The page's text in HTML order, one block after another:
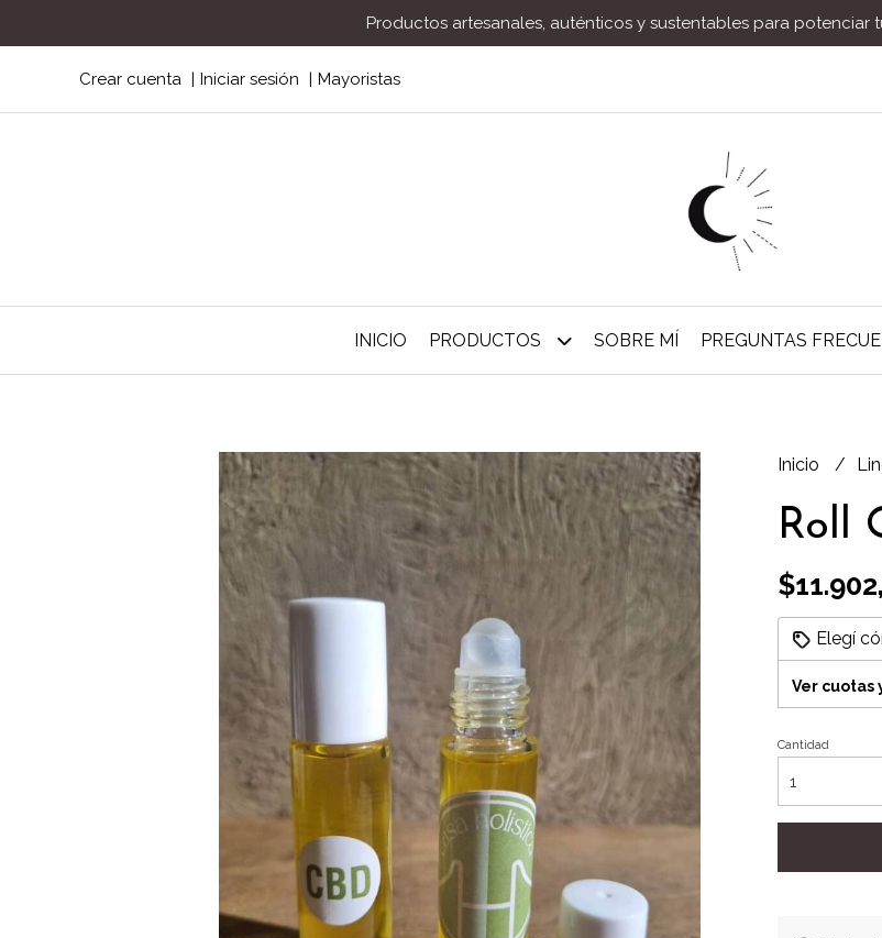
Productos artesanales, auténticos y sustentables para potenciar
Crear cuenta Iniciar sesión Mayoristas
INICIO PRODUCTOS SOBRE MÍ PREGUNTAS
Inicio
Roll
Elegí
Ver cuotas
Cantidad